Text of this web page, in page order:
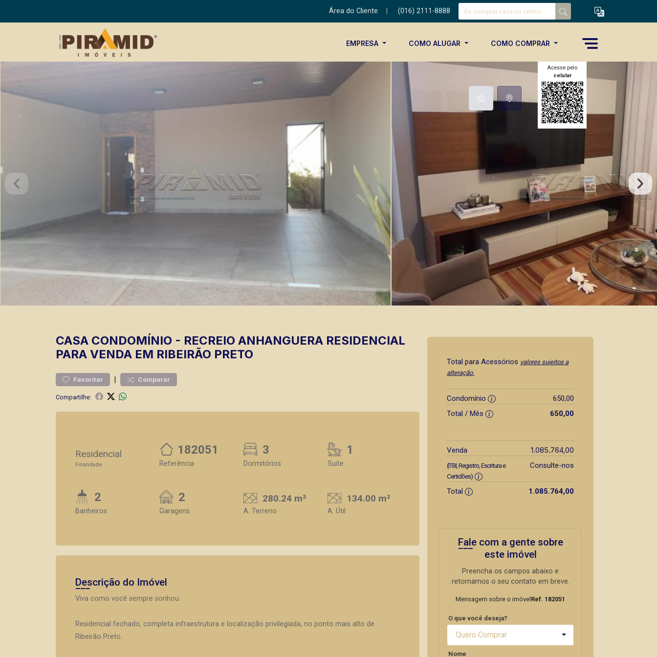
Área do Cliente (016) 2111-8888
EMPRESA COMO ALUGAR COMO COMPRAR
Acesse pelo
celular
CASA CONDOMÍNIO - RECREIO ANHANGUERA RESIDENCIAL
PARA VENDA EM RIBEIRÃO PRETO
Favoritar | Comparar
Compartilhe:
Residencial
Finalidade
182051
Referência
3
Dormitórios
1
Suite
2
Banheiros
2
Garagens
280.24 m²
A. Terreno
134.00 m²
A. Útil
Descrição do Imóvel
Viva como você sempre sonhou.
Residencial fechado, completa infraestrutura e localização privilegiada, no ponto mais alto de
Ribeirão Preto.
Total para Acessórios valores sujeitos a
alteração.
Condomínio
650,00
Total / Mês
650,00
Venda 1.085.764,00
(ITBI, Registro, Escritura e
Certidões)
Consulte-nos
Total 1.085.764,00
Fale com a gente sobre
este imóvel
Preencha os campos abaixo e
retornamos o seu contato em breve.
Mensagem sobre o imóvel Ref. 182051
O que você deseja?
Quero Comprar
Nome